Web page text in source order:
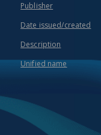
Publisher
Date issued/created
Description
Unified name